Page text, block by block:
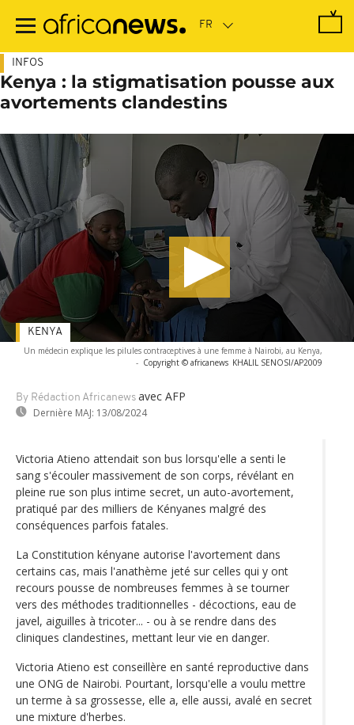
contenu
INFOS
Kenya : la stigmatisation pousse aux
avortements clandestins
Un médecin explique les pilules contraceptives à une femme à Nairobi, au Kenya,
- Copyright © africanews KHALIL SENOSI/AP2009
By Rédaction Africanews avec AFP
Dernière MAJ: 13/08/2024
KENYA
Victoria Atieno attendait son bus lorsqu'elle a senti le
sang s'écouler massivement de son corps, révélant en
pleine rue son plus intime secret, un auto-avortement,
pratiqué par des milliers de Kényanes malgré des
conséquences parfois fatales.
La Constitution kényane autorise l'avortement dans
certains cas, mais l'anathème jeté sur celles qui y ont
recours pousse de nombreuses femmes à se tourner
vers des méthodes traditionnelles - décoctions, eau de
javel, aiguilles à tricoter... - ou à se rendre dans des
cliniques clandestines, mettant leur vie en danger.
Victoria Atieno est conseillère en santé reproductive dans
une ONG de Nairobi. Pourtant, lorsqu'elle a voulu mettre
un terme à sa grossesse, elle a, elle aussi, avalé en secret
une mixture d'herbes.